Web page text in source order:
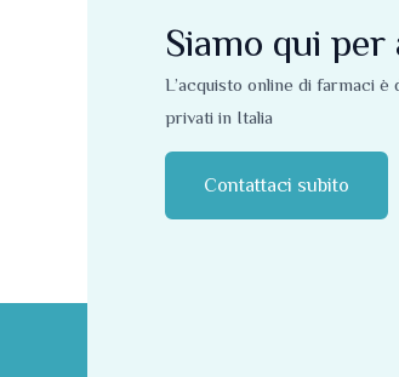
Siamo qui
L’acquisto online di farmaci
privati ​​in Italia
Contattaci subito